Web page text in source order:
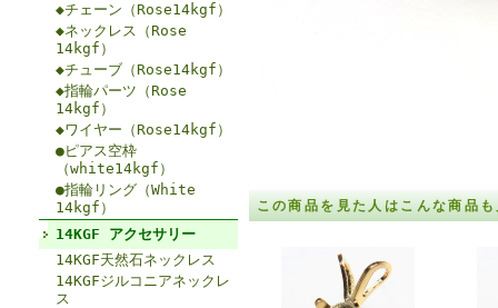
◆チェーン（Rose14kgf）
◆ネックレス（Rose
14kgf）
◆チューブ（Rose14kgf）
◆指輪パーツ（Rose
14kgf）
◆ワイヤー（Rose14kgf）
●ピアス空枠
（white14kgf）
●指輪リング（White
14kgf）
14KGF アクセサリー
14KGF天然石ネックレス
14KGFジルコニアネックレ
ス
この商品を見た人はこんな商品